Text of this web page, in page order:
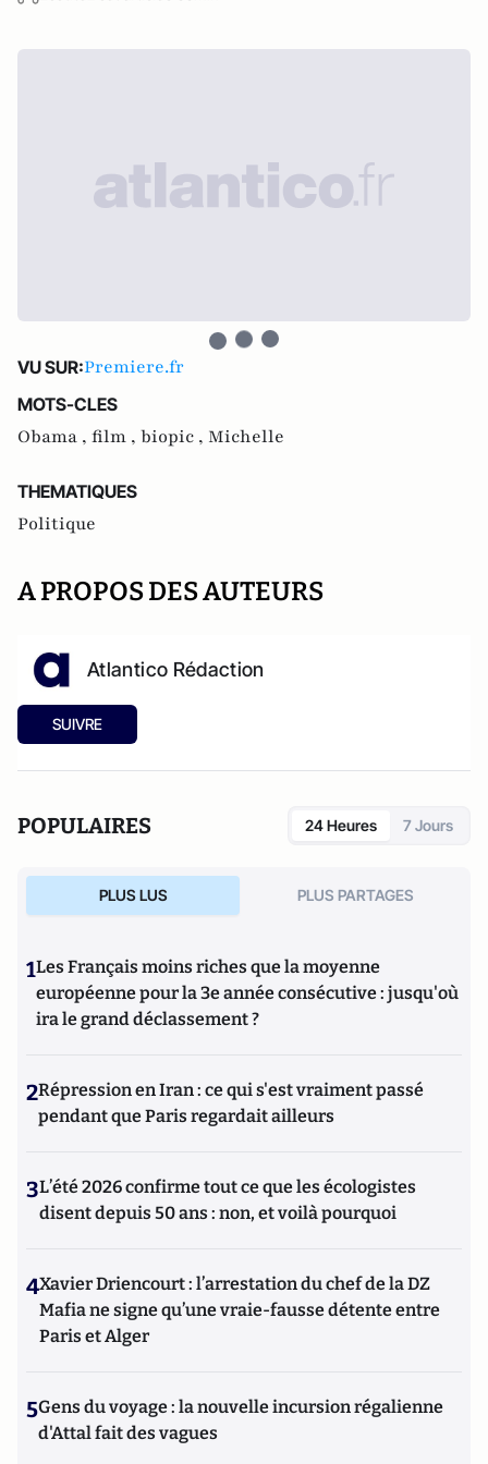
VU SUR:Premiere.fr
MOTS-CLES
Obama , film , biopic , Michelle
THEMATIQUES
Politique
A PROPOS DES AUTEURS
Atlantico Rédaction
SUIVRE
POPULAIRES 24 Heures 7 Jours
PLUS LUS PLUS PARTAGES
1Les Français moins riches que la moyenne
européenne pour la 3e année consécutive : jusqu'où
ira le grand déclassement ?
2Répression en Iran : ce qui s'est vraiment passé
pendant que Paris regardait ailleurs
3L’été 2026 confirme tout ce que les écologistes
disent depuis 50 ans : non, et voilà pourquoi
4Xavier Driencourt : l’arrestation du chef de la DZ
Mafia ne signe qu’une vraie-fausse détente entre
Paris et Alger
5Gens du voyage : la nouvelle incursion régalienne
d'Attal fait des vagues